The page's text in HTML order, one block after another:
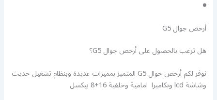
أرخص جوال G5
هل ترغب بالحصول على أرخص جوال G5؟
نوفر لكم أرخص حوال G5 المتميز بمميزات عديدة وبنظام تشغيل حديث
وشاشة lcd وبكاميرا امامية وخلفية 16+8 بيكسل